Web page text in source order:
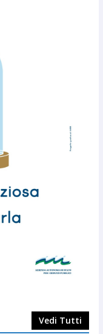
Vedi Tutti